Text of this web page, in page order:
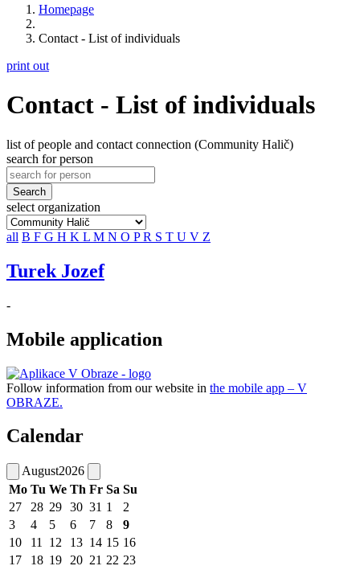
Homepage
Contact - List of individuals
print out
Contact - List of individuals
list of people and contact connection (Community Halič)
search for person
Search
select organization
all B F G H K L M N O PR S T U V Z
Turek Jozef
-
Mobile application
Follow information from our website in the mobile app – V
OBRAZE.
Calendar
August2026
Mo Tu We Th Fr Sa Su
27
28 29 30 31 1
2
3
4 5 6 7 8
9
10
11 12 13 14 15 16
17
18 19 20 21 22 23